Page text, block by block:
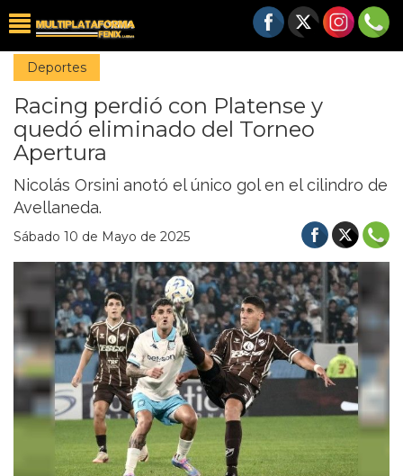
Deportes
Racing perdió con Platense y
quedó eliminado del Torneo
Apertura
Nicolás Orsini anotó el único gol en el cilindro de
Avellaneda.
Sábado 10 de Mayo de 2025